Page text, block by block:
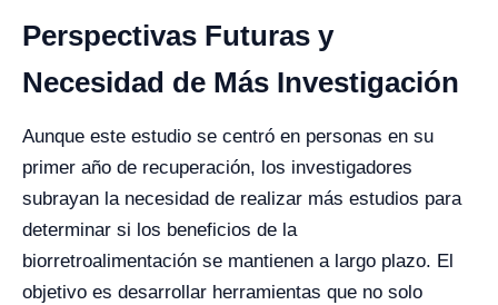
Perspectivas Futuras y
Necesidad de Más Investigación
Aunque este estudio se centró en personas en su
primer año de recuperación, los investigadores
subrayan la necesidad de realizar más estudios para
determinar si los beneficios de la
biorretroalimentación se mantienen a largo plazo. El
objetivo es desarrollar herramientas que no solo